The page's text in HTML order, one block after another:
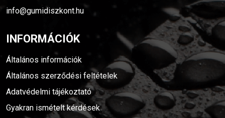
info@gumidiszkont.hu
INFORMÁCIÓK
Általános információk
Általános szerződési feltételek
Adatvédelmi tájékoztató
Gyakran ismételt kérdések